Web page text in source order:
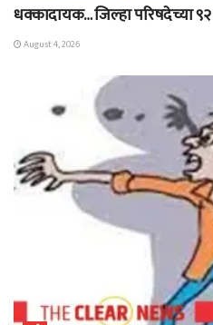
धक्कादायक… जिल्हा परिषदेच्या ९२
August 4, 2026